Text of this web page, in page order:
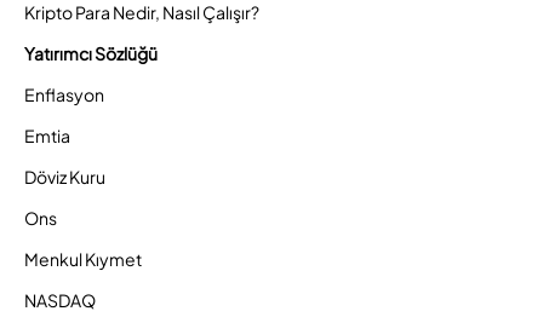
Kripto Para Nedir, Nasıl Çalışır?
Yatırımcı Sözlüğü
Enflasyon
Emtia
Döviz Kuru
Ons
Menkul Kıymet
NASDAQ